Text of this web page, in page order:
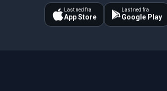
Last ned fra
App Store
Last ned fra
Google Play